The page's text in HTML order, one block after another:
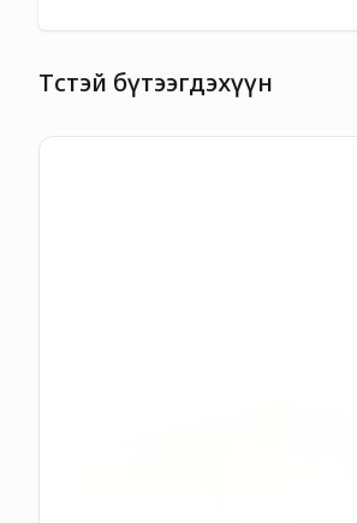
Төстэй бүтээгдэхүүн